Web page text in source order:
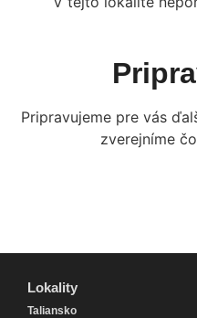
Pripravujeme pre vás
zverejníme
Lokality
Taliansko